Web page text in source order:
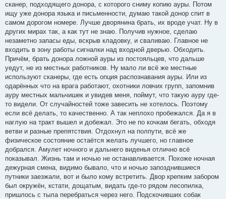
сканер, подходящего донора, с которого сниму копию ауры. Потом
ищу уже донора языка и письменности, думаю такой донор спит в
самом дорогом номере. Лучше дворянина брать, их вроде учат. Ну в
других мирах так, а как тут не знаю. Получив нужное, сделаю
незаметно запасы еды, вскрыв кладовку, и сваливаю. Главное не
входить в зону работы сигналки над входной дверью. Обходить.
Причём, брать донора ложной ауры из постояльцев, что дальше
уедут, не из местных работников. Ну мало ли всё же местные
используют сканеры, где есть опция распознавания ауры. Или из
одарённых что на врага работают, охотники ловчих групп, запомнив
ауру местных мальчишек и увидев меня, поймут, что такую ауру где-
то видели. От случайностей тоже завесить не хотелось. Поэтому
если всё делать, то качественно. А так неплохо пробежался. Да я в
наглую на тракт вышел и добежал. Это не по кочкам бегать, обходя
ветви и разные препятствия. Отдохнул на полпути, всё же
физическое состояние остаётся желать лучшего, но главное
добрался. Амулет ночного и дальнего виденья отлично всё
показывал. Жизнь там и ночью не останавливается. Похоже ночная
дежурная смена, видимо бывало, что и ночью запозднившиеся
путники заезжали, вот и было кому встретить. Двор крепким забором
был окружён, кстати, дощатым, видать где-то рядом лесопилка,
пришлось с тыла перебраться через него. Подскочивших собак